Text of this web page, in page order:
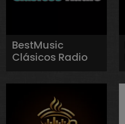
BestMusic
Clásicos Radio